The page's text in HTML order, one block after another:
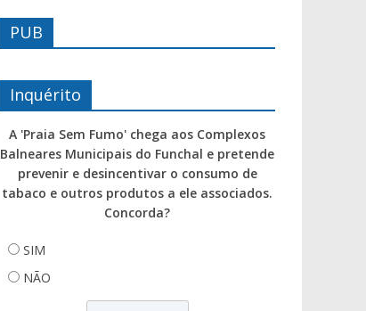
PUB
Inquérito
A 'Praia Sem Fumo' chega aos Complexos
Balneares Municipais do Funchal e pretende
prevenir e desincentivar o consumo de
tabaco e outros produtos a ele associados.
Concorda?
SIM
NÃO